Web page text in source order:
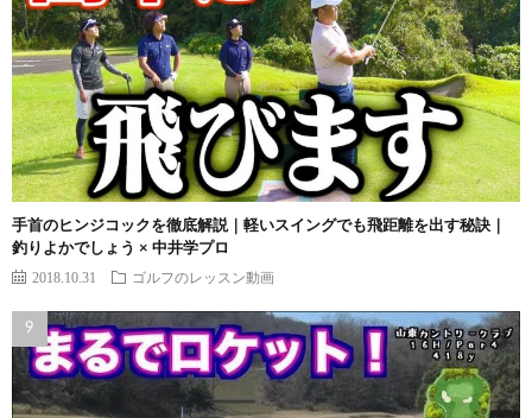
手首のヒンジコックを徹底解説｜軽いスイングでも飛距離を出す秘訣｜
釣りよかでしょう × 中井学プロ
2018.10.31 ゴルフのレッスン動画